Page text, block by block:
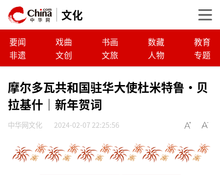
文化
要闻 戏曲 书画 数藏
教育
非遗
文创 文旅 人物 专题
摩尔多瓦共和国驻华大使杜米特鲁·贝
拉基什｜新年贺词
中华网文化 2024-02-07 22:25:56